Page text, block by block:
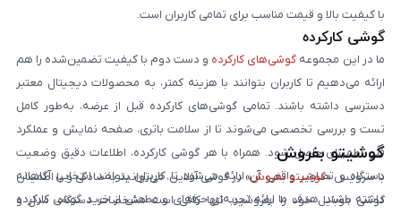
با کیفیت بالا و قیمت مناسب برای تمامی کاربران است.
گوشی کارکرده
ما در این مجموعه گوشی‌های کارکرده و دست دوم با کیفیت تضمین‌شده را هم
ارائه می‌دهیم تا کاربران بتوانند با هزینه کمتر، به محصولات دیجیتال معتبر
دسترسی داشته باشند. تمامی گوشی‌های کارکرده قبل از عرضه، به‌طور کامل
تست و بررسی تخصصی می‌شوند تا از سلامت باتری، صفحه نمایش و عملکرد
فنی اطمینان حاصل شود. همراه با هر گوشی کارکرده، اطلاعات دقیق وضعیت
دستگاه و تصاویر واقعی آن ارائه می‌شود تا کاربران بتوانند انتخابی آگاهانه
داشته باشند. هدف ما ارائه تجربه‌ای حرفه‌ای و مطمئن از خرید گوشی کارکرده
گوشیتو بفروش
با سرویس «گوشیتو بفروش» در گوشی آنلاین، می‌توانید به‌سادگی و با اطمینان
گوشی موبایل خود را بفروشید. تنها کافی است مشخصات دستگاه، مدل و